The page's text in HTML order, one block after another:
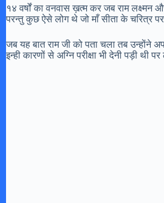
१४ वर्षों का वनवास ख़त्म कर जब राम लक्ष्मन
परन्तु कुछ ऐसे लोग थे जो माँ सीता के चरित्र
जब यह बात राम जी को पता चला तब उन्होंने
इन्ही कारणों से अग्नि परीक्षा भी देनी पड़ी थी